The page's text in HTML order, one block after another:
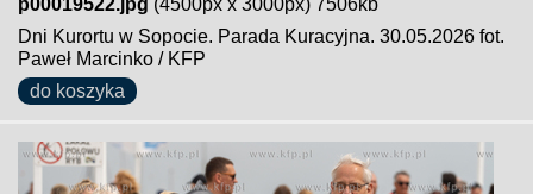
p00019522.jpg (4500px x 3000px) 7506kb
Dni Kurortu w Sopocie. Parada Kuracyjna. 30.05.2026 fot.
Paweł Marcinko / KFP
do koszyka